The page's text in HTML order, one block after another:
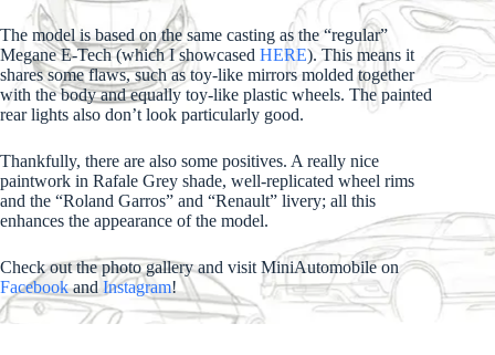
The model is based on the same casting as the “regular”
Megane E-Tech (which I showcased HERE). This means it
shares some flaws, such as toy-like mirrors molded together
with the body and equally toy-like plastic wheels. The painted
rear lights also don’t look particularly good.
Thankfully, there are also some positives. A really nice
paintwork in Rafale Grey shade, well-replicated wheel rims
and the “Roland Garros” and “Renault” livery; all this
enhances the appearance of the model.
Check out the photo gallery and visit MiniAutomobile on
FacebookandInstagram!